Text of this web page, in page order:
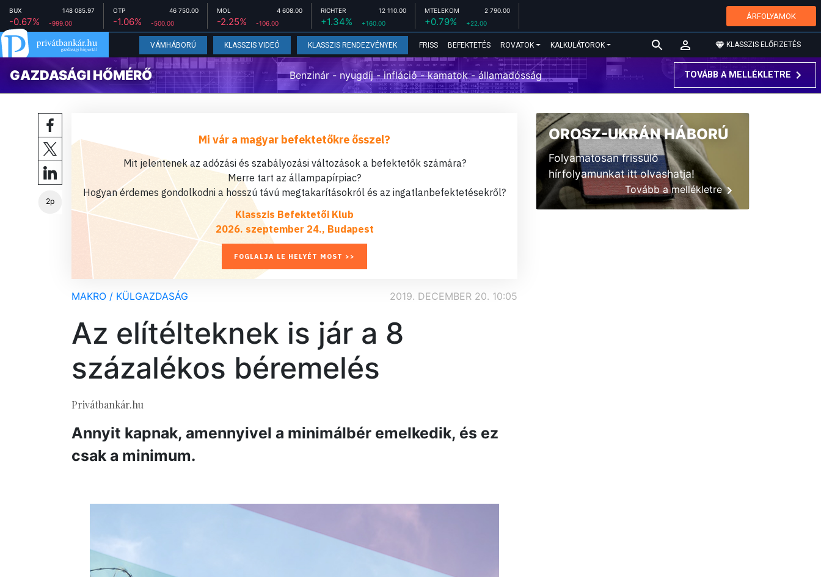
BUX 148 085.97
-0.67% -999.00
OTP 46 750.00
-1.06% -500.00
MOL 4 608.00
-2.25% -106.00
RICHTER 12 110.00
+1.34% +160.00
MTELEKOM 2 790.00
+0.79% +22.00
ÁRFOLYAMOK
VÁMHÁBORÚ KLASSZIS VIDEÓ KLASSZIS RENDEZVÉNYEK FRISS BEFEKTETÉS ROVATOK KALKULÁTOROK KLASSZIS ELŐFIZETÉS
GAZDASÁGI HŐMÉRŐ Benzinár - nyugdíj - infláció - kamatok - államadósság TOVÁBB A MELLÉKLETRE
2p
Mi vár a magyar befektetőkre ősszel?
Mit jelentenek az adózási és szabályozási változások a befektetők számára?
Merre tart az állampapírpiac?
Hogyan érdemes gondolkodni a hosszú távú megtakarításokról és az ingatlanbefektetésekről?
Klasszis Befektetői Klub
2026. szeptember 24., Budapest
FOGLALJA LE HELYÉT MOST >>
MAKRO / KÜLGAZDASÁG 2019. DECEMBER 20. 10:05
Az elítélteknek is jár a 8
százalékos béremelés
Privátbankár.hu
Annyit kapnak, amennyivel a minimálbér emelkedik, és ez
csak a minimum.
OROSZ-UKRÁN HÁBORÚ
Folyamatosan frissülő
hírfolyamunkat itt olvashatja!
Tovább a mellékletre